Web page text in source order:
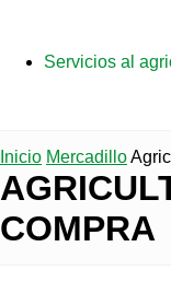
Servicios al
Inicio Mercadillo
COMPRA